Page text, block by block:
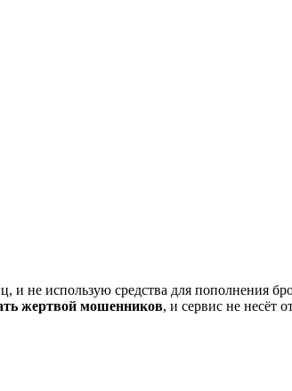
и не использую средства для пополнения
жертвой мошенников, и сервис не несёт